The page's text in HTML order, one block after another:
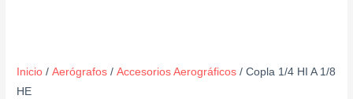
Inicio /Aerógrafos /Accesorios Aerográficos / Copla 1/4 HI A 1/8
HE